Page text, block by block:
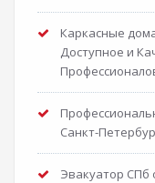
Каркасные
Доступное и
Санкт-
Эвакуатор СПб